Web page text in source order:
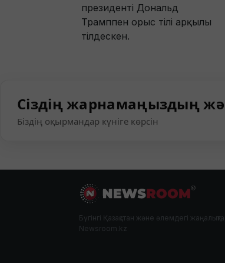
президенті Дональд
Трамппен орыс тілі арқылы
тілдескен.
Сіздің жарнамаңыздың
Біздің оқырмандар күніге көрсін
Бүгінгі Қазақстан және әлемдегі
Newsroom.kz